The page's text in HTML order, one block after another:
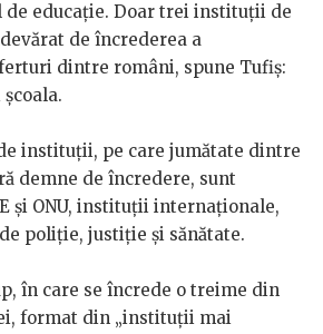
de educație. Doar trei instituții de
de încrederea a
dintre români, spune Tufiș:
instituții, pe care jumătate dintre
demne de încredere, sunt
și ONU, instituții internaționale,
poliție, justiție și sănătate.
în care se încrede o treime din
format din „instituții mai